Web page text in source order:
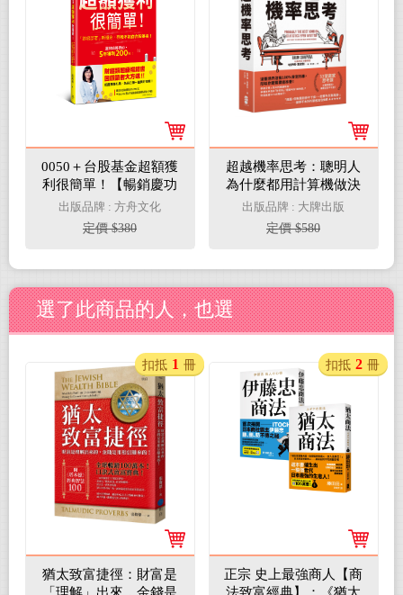
0050＋台股基金超額獲
利很簡單！【暢銷慶功
版】：「鈔錢部署」新
概念，存股不如存台股
基金！
出版品牌 : 方舟文化
定價 $380
超越機率思考：聰明人
為什麼都用計算機做決
定？史上最強生活統計
決策書
出版品牌 : 大牌出版
定價 $580
選了此商品的人，也選
猶太致富捷徑：財富是
扣抵 1 冊
正宗 史上最強商人【商
扣抵 2 冊